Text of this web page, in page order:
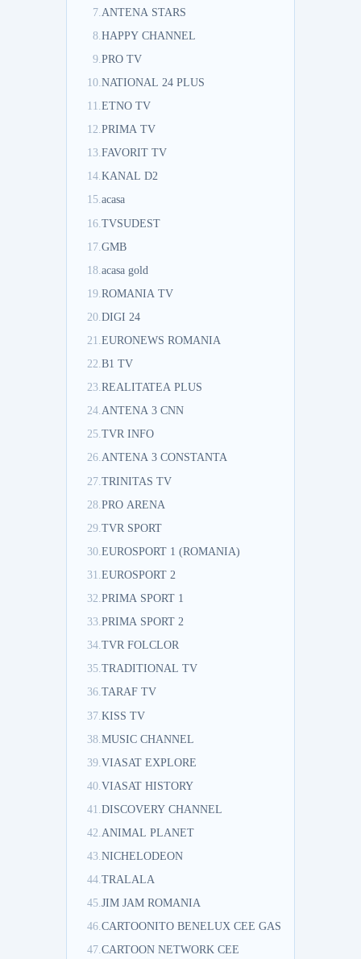
7. ANTENA STARS
8.HAPPY CHANNEL
9.PRO TV
10.NATIONAL 24 PLUS
11.ETNO TV
12.PRIMA TV
13.FAVORIT TV
14.KANAL D2
15.acasa
16.TVSUDEST
17.GMB
18.acasa gold
19.ROMANIA TV
20.DIGI 24
21.EURONEWS ROMANIA
22.B1 TV
23.REALITATEA PLUS
24.ANTENA 3 CNN
25.TVR INFO
26.ANTENA 3 CONSTANTA
27.TRINITAS TV
28.PRO ARENA
29.TVR SPORT
30.EUROSPORT 1 (ROMANIA)
31.EUROSPORT 2
32.PRIMA SPORT 1
33.PRIMA SPORT 2
34.TVR FOLCLOR
35.TRADITIONAL TV
36.TARAF TV
37.KISS TV
38.MUSIC CHANNEL
39.VIASAT EXPLORE
40.VIASAT HISTORY
41.DISCOVERY CHANNEL
42. ANIMAL PLANET
43.NICHELODEON
44.TRALALA
45.JIM JAM ROMANIA
46.CARTOONITO BENELUX CEE GAS
47.CARTOON NETWORK CEE